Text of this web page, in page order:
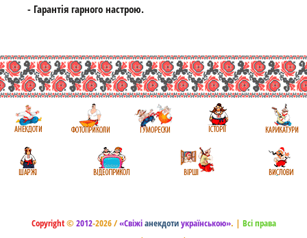
- Гарантія гарного настрою.
Copyright© 2012-2026 /«Свіжіанекдотиукраїнською». | Всі права